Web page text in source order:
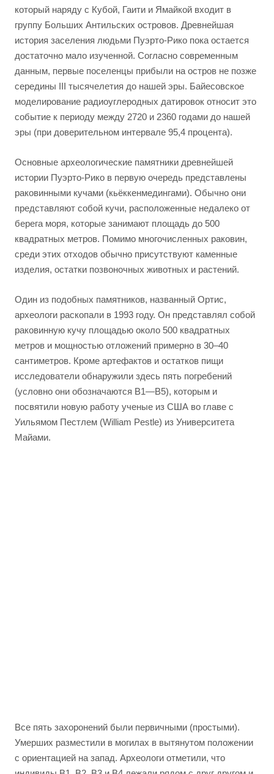
который наряду с Кубой, Гаити и Ямайкой входит в
группу Больших Антильских островов. Древнейшая
история заселения людьми Пуэрто-Рико пока остается
достаточно мало изученной. Согласно современным
данным, первые поселенцы прибыли на остров не позже
середины III тысячелетия до нашей эры. Байесовское
моделирование радиоуглеродных датировок относит это
событие к периоду между 2720 и 2360 годами до нашей
эры (при доверительном интервале 95,4 процента).
Основные археологические памятники древнейшей
истории Пуэрто-Рико в первую очередь представлены
раковинными кучами (кьёккенмедингами). Обычно они
представляют собой кучи, расположенные недалеко от
берега моря, которые занимают площадь до 500
квадратных метров. Помимо многочисленных раковин,
среди этих отходов обычно присутствуют каменные
изделия, остатки позвоночных животных и растений.
Один из подобных памятников, названный Ортис,
археологи раскопали в 1993 году. Он представлял собой
раковинную кучу площадью около 500 квадратных
метров и мощностью отложений примерно в 30–40
сантиметров. Кроме артефактов и остатков пищи
исследователи обнаружили здесь пять погребений
(условно они обозначаются B1—B5), которым и
посвятили новую работу ученые из США во главе с
Уильямом Пестлем (William Pestle) из Университета
Майами.
Все пять захоронений были первичными (простыми).
Умерших разместили в могилах в вытянутом положении
с ориентацией на запад. Археологи отметили, что